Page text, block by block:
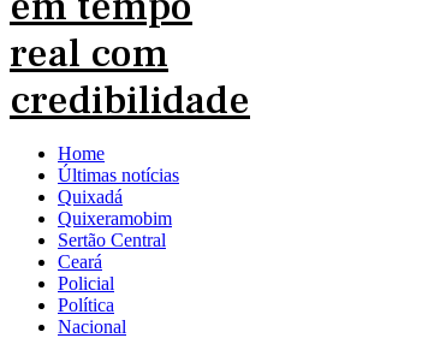
Home
Últimas notícias
Quixadá
Quixeramobim
Sertão Central
Ceará
Policial
Política
Nacional